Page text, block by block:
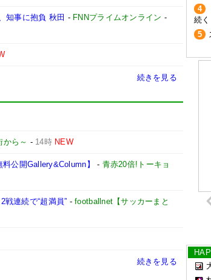
知事に抱負 秋田 - FNNプライムオンライン -
続きを見る
から～ - 14時 NEW
公開Gallery&Column】 - 青赤20倍!トーキョ
連続で“超満員” -footballnet【サッカーまと
続きを見る
4
続
5